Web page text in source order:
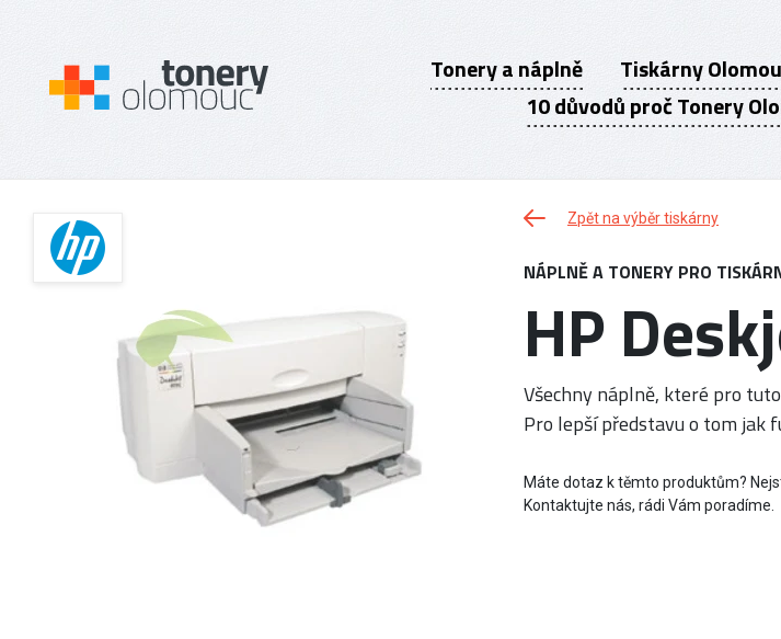
Tonery a náplně Tiskárny
10 důvodů proč Tonery
Zpět na výběr tiskárny
NÁPLNĚ A TONERY PRO
HP
Všechny náplně, které pro
Pro lepší představu o tom jak
Máte dotaz k těmto produktům?
Kontaktujte nás, rádi Vám poradíme.